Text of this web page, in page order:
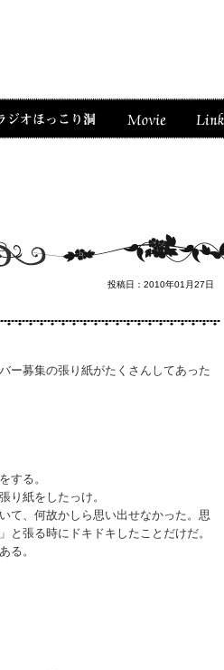
投稿日：2010年01月27日
ー募集の張り紙がたくさんしてあった
する。
り紙をしたっけ。
て、何故かしら思い出せなかった。思
と張る時にドキドキしたことだけだ。
る。